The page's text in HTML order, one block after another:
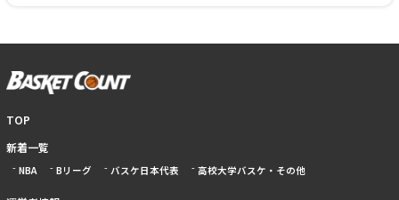
TOP
新着一覧
NBA Bリーグ バスケ日本代表 高校大学バスケ・その他